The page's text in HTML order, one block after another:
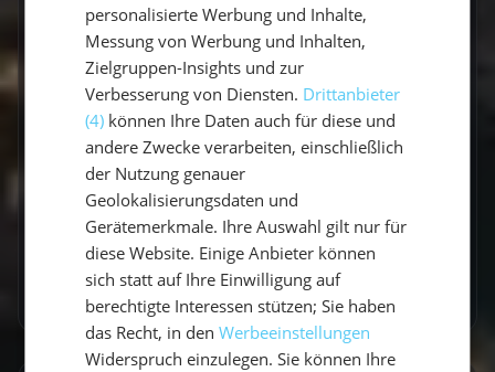
Travel Experte
Ich bin Lucas, Travel Experte und war schon
auf allen Kontinenten unterwegs. Ich Liebe das
Segeln und Nehme euch gerne mit auf meine
Reise.
Zum Autorenprofil→
personalisierte Werbung und Inhalte,
Messung von Werbung und Inhalten,
Zielgruppen-Insights und zur
Verbesserung von Diensten. Drittanbieter
(4) können Ihre Daten auch für diese und
andere Zwecke verarbeiten, einschließlich
der Nutzung genauer
Geolokalisierungsdaten und
Gerätemerkmale. Ihre Auswahl gilt nur für
diese Website. Einige Anbieter können
sich statt auf Ihre Einwilligung auf
berechtigte Interessen stützen; Sie haben
das Recht, in denWerbeeinstellungen
Widerspruch einzulegen. Sie können Ihre